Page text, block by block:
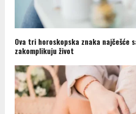
Ova tri horoskopska znaka najčešće
zakomplikuju život